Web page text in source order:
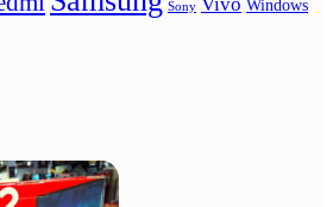
Sony Windows